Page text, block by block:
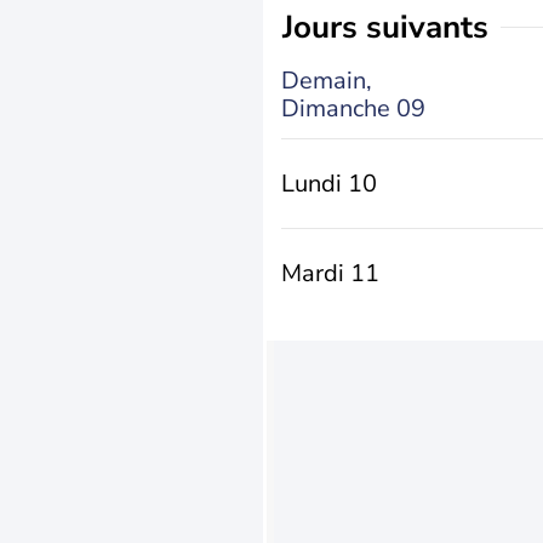
jours suivants
Demain,
Dimanche 09
Lundi 10
Mardi 11